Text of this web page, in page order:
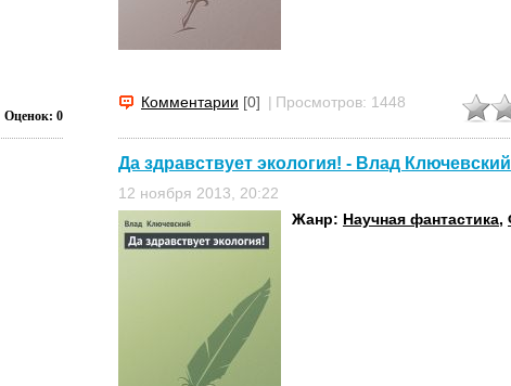
Оценок: 0
Комментарии [0] | Просмотров: 1448
Да здравствует экология! - Влад Ключевский
12 ноября 2013, 20:22
Жанр: Научная фантастика,